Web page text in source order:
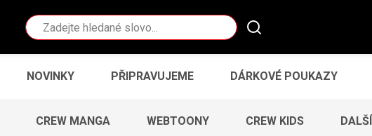
Vyhledávání
NOVINKY PŘIPRAVUJEME DÁRKOVÉ POUKAZY
CREW MANGA WEBTOONY CREW KIDS DALŠÍ